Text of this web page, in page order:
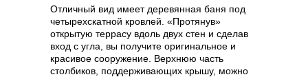
Отличный вид имеет деревянная баня под
четырехскатной кровлей. «Протянув»
открытую террасу вдоль двух стен и сделав
вход с угла, вы получите оригинальное и
красивое сооружение. Верхнюю часть
столбиков, поддерживающих крышу, можно